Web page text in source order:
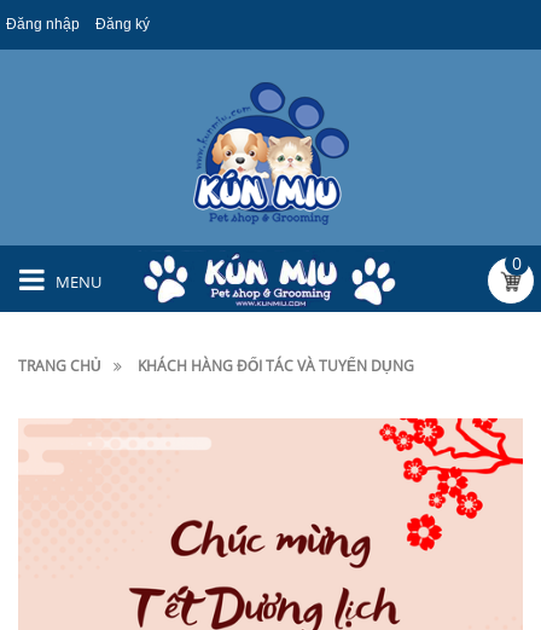
Đăng nhập Đăng ký
MENU
0
TRANG CHỦ KHÁCH HÀNG ĐỐI TÁC VÀ TUYỂN DỤNG